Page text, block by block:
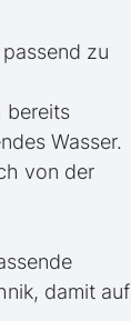
zu
bereits
Wasser.
von der
damit auf